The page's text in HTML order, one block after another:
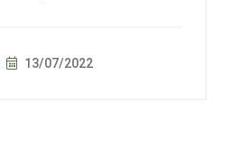
13/07/2022